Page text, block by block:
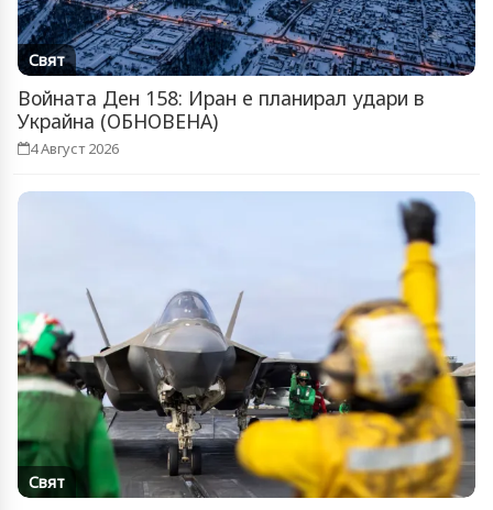
Свят
Войната Ден 158: Иран е планирал удари в
Украйна (ОБНОВЕНА)
4 Август 2026
Свят